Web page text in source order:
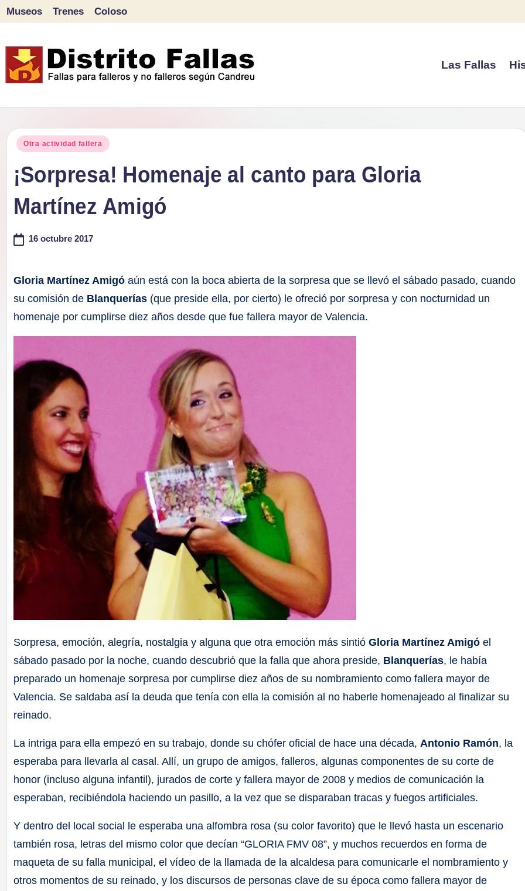
contenido
Museos Trenes Coloso
Las Fallas
Publicado
Otra actividad fallera
¡Sorpresa! Homenaje al canto para Gloria
Martínez Amigó
16 octubre 2017
Gloria Martínez Amigó aún está con la boca abierta de la sorpresa que se llevó el sábado pasado, cuando
su comisión de Blanquerías (que preside ella, por cierto) le ofreció por sorpresa y con nocturnidad un
homenaje por cumplirse diez años desde que fue fallera mayor de Valencia.
Sorpresa, emoción, alegría, nostalgia y alguna que otra emoción más sintióGloria Martínez Amigó el
sábado pasado por la noche, cuando descubrió que la falla que ahora preside, Blanquerías, le había
preparado un homenaje sorpresa por cumplirse diez años de su nombramiento como fallera mayor de
Valencia. Se saldaba así la deuda que tenía con ella la comisión al no haberle homenajeado al finalizar su
reinado.
La intriga para ella empezó en su trabajo, donde su chófer oficial de hace una década, Antonio Ramón, la
esperaba para llevarla al casal. Allí, un grupo de amigos, falleros, algunas componentes de su corte de
honor (incluso alguna infantil), jurados de corte y fallera mayor de 2008 y medios de comunicación la
esperaban, recibiéndola haciendo un pasillo, a la vez que se disparaban tracas y fuegos artificiales.
Y dentro del local social le esperaba una alfombra rosa (su color favorito) que le llevó hasta un escenario
también rosa, letras del mismo color que decían “GLORIA FMV 08”, y muchos recuerdos en forma de
maqueta de su falla municipal, el vídeo de la llamada de la alcaldesa para comunicarle el nombramiento y
otros momentos de su reinado, y los discursos de personas clave de su época como fallera mayor de